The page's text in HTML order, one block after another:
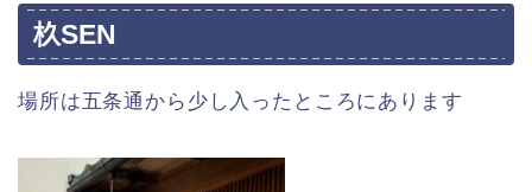
杦SEN
場所は五条通から少し入ったところにあります